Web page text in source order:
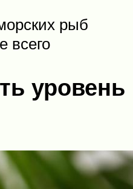
рыб
всего
уровень